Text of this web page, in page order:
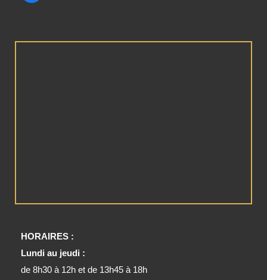
HORAIRES :
Lundi au jeudi :
de 8h30 à 12h et de 13h45 à 18h